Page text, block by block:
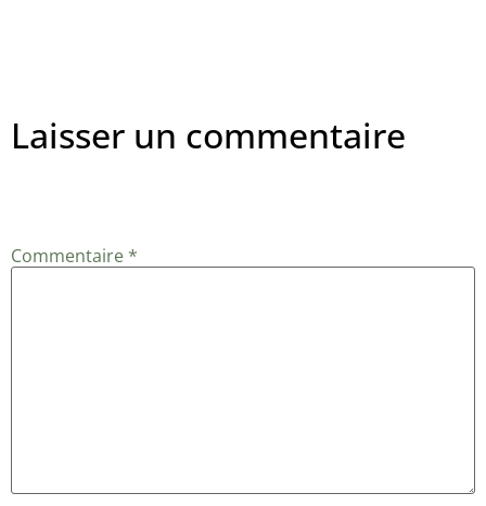
Laisser un commentaire
Commentaire *